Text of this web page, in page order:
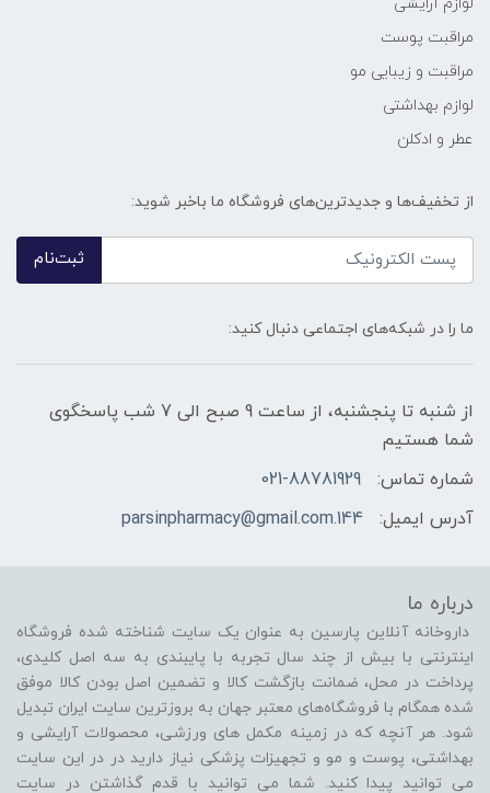
مراقبت پوست
مراقبت و زیبایی مو
لوازم بهداشتی
عطر و ادکلن
از تخفیف‌ها و جدیدترین‌های فروشگاه ما باخبر شوید:
ثبت‌نام
ما را در شبکه‌های اجتماعی دنبال کنید:
از شنبه تا پنجشنبه، از ساعت 9 صبح الی 7 شب پاسخگوی
شما هستیم
شماره تماس:
021-88781929
آدرس ایمیل:
144.parsinpharmacy@gmail.com
درباره ما
داروخانه آنلاین پارسین به عنوان یک سایت شناخته شده فروشگاه
اینترنتی با بیش از چند سال تجربه با پایبندی به سه اصل کلیدی،
پرداخت در محل، ضمانت بازگشت کالا و تضمین اصل بودن کالا موفق
شده همگام با فروشگاه‌های معتبر جهان به بروزترین سایت ایران تبدیل
شود. هر آنچه که در زمینه مکمل های ورزشی، محصولات آرایشی و
بهداشتی، پوست و مو و تجهیزات پزشکی نیاز دارید در در این سایت
می توانید پیدا کنید. شما می توانید با قدم گذاشتن در سایت